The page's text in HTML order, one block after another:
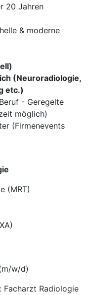
20 Jahren
& moderne
(Neuroradiologie,
etc.)
- Geregelte
möglich)
(Firmenevents
(MRT)
w/d)
Facharzt Radiologie